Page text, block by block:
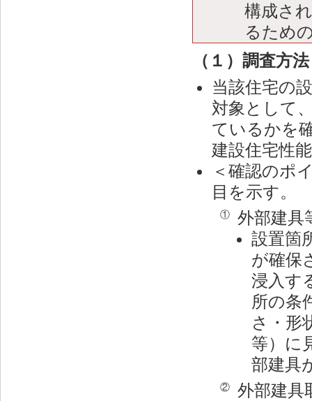
構成さ
るため
（１）調査方法
当該住宅の
対象として
ているかを
建設住宅性
＜確認のポ
目を示す。
①
外部建具
設置箇
が確保
浸入す
所の条
さ・形
等）に
部建具
②
外部建具